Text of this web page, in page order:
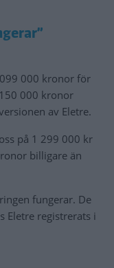
000 kronor för
000 kronor
av Eletre.
på 1 299 000 kr
billigare än
fungerar. De
Eletre registrerats i